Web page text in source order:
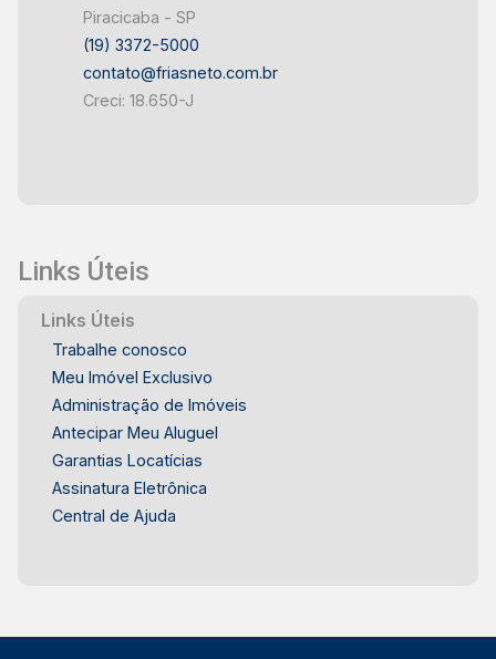
Piracicaba - SP
(19) 3372-5000
contato@friasneto.com.br
Creci: 18.650-J
Links Úteis
Links Úteis
Trabalhe conosco
Meu Imóvel Exclusivo
Administração de Imóveis
Antecipar Meu Aluguel
Garantias Locatícias
Assinatura Eletrônica
Central de Ajuda